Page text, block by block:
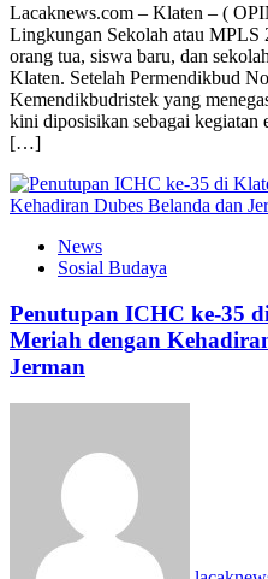
Lacaknews.com – Klaten – (
Lingkungan Sekolah atau MPLS
orang tua, siswa baru, dan
Klaten. Setelah Permendikbud
Kemendikbudristek yang
kini diposisikan sebagai kegiatan
[…]
News
Sosial Budaya
Penutupan ICHC ke-35
Meriah dengan
Jerman